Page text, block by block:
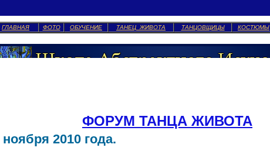
ГЛАВНАЯ ФОТО ОБУЧЕНИЕ ТАНЕЦ ЖИВОТА ТАНЦОВЩИЦЫ КОСТЮМЫ
ФОРУМ ТАНЦА ЖИВОТА
2010 года.